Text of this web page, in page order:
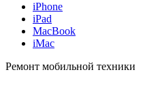
iPhone
iPad
MacBook
iMac
Ремонт мобильной техники